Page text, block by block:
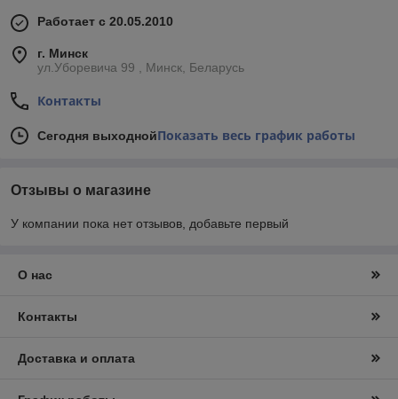
Работает с 20.05.2010
г. Минск
ул.Уборевича 99 , Минск, Беларусь
Контакты
Сегодня выходнойПоказать весь график работы
Отзывы о магазине
У компании пока нет отзывов, добавьте первый
О нас
Контакты
Доставка и оплата